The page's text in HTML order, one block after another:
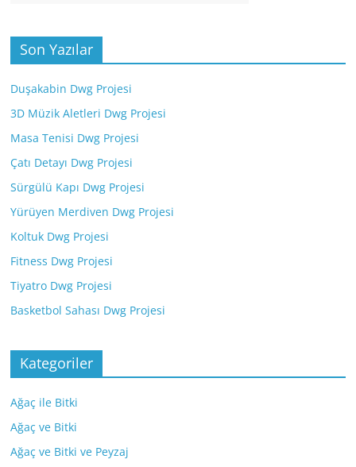
Son Yazılar
Duşakabin Dwg Projesi
3D Müzik Aletleri Dwg Projesi
Masa Tenisi Dwg Projesi
Çatı Detayı Dwg Projesi
Sürgülü Kapı Dwg Projesi
Yürüyen Merdiven Dwg Projesi
Koltuk Dwg Projesi
Fitness Dwg Projesi
Tiyatro Dwg Projesi
Basketbol Sahası Dwg Projesi
Kategoriler
Ağaç ile Bitki
Ağaç ve Bitki
Ağaç ve Bitki ve Peyzaj